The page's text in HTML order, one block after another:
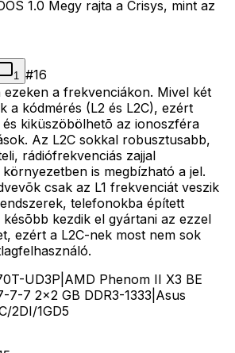
1.0 Megy rajta a Crisys, mint az
1 #16
a frekvenciákon. Mivel két
a kódmérés (L2 és L2C), ezért
kiküszöbölhetõ az ionoszféra
Az L2C sokkal robusztusabb,
rádiófrekvenciás zajjal
is megbízható a jel.
csak az L1 frekvenciát veszik
telefonokba épített
kezdik el gyártani az ezzel
ezért a L2C-nek most nem sok
UD3P|AMD Phenom II X3 BE
7-7 2x2 GB DDR3-1333|Asus
2DI/1GD5